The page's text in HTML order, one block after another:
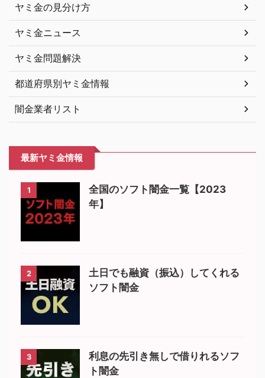
ヤミ金の見分け方
ヤミ金ニュース
ヤミ金問題解決
都道府県別ヤミ金情報
闇金業者リスト
最新ヤミ金情報
1
全国のソフト闇金一覧【2023
年】
2
土日でも融資（振込）してくれる
ソフト闇金
3
利息の先引き無しで借りれるソフ
ト闇金